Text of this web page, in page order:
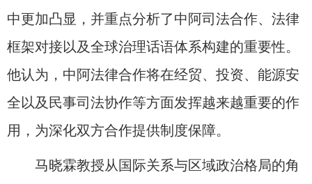
中更加凸显，并重点分析了中阿司法合作、法律
框架对接以及全球治理话语体系构建的重要性。
他认为，中阿法律合作将在经贸、投资、能源安
全以及民事司法协作等方面发挥越来越重要的作
用，为深化双方合作提供制度保障。
马晓霖教授从国际关系与区域政治格局的角